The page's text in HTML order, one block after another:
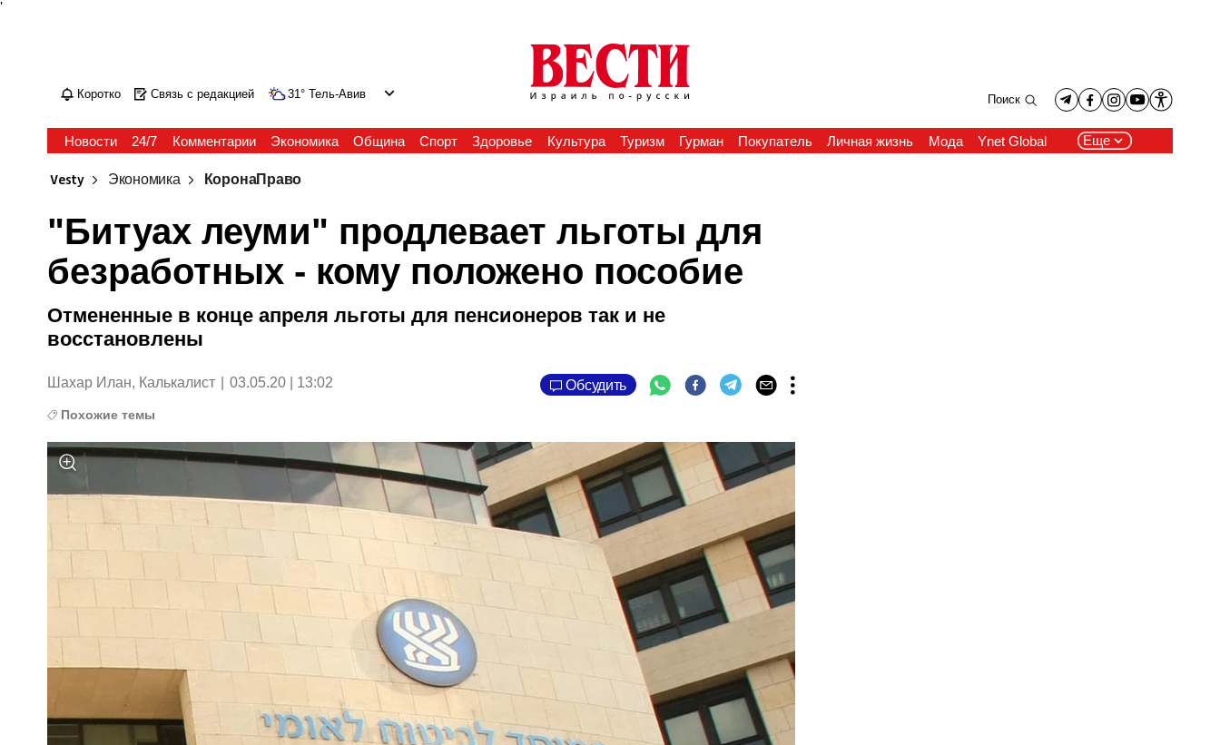
'
Коротко Связь с редакцией 31° Тель-Авив Поиск
Новости 24/7 Комментарии Экономика Община Спорт Здоровье Культура Туризм Гурман Покупатель Личная жизнь Мода Ynet Global Еще
Vesty Экономика КоронаПраво
"Битуах леуми" продлевает льготы для
безработных - кому положено пособие
Отмененные в конце апреля льготы для пенсионеров так и не
восстановлены
Шахар Илан, Калькалист 03.05.20 | 13:02 Обсудить
Похожие темы